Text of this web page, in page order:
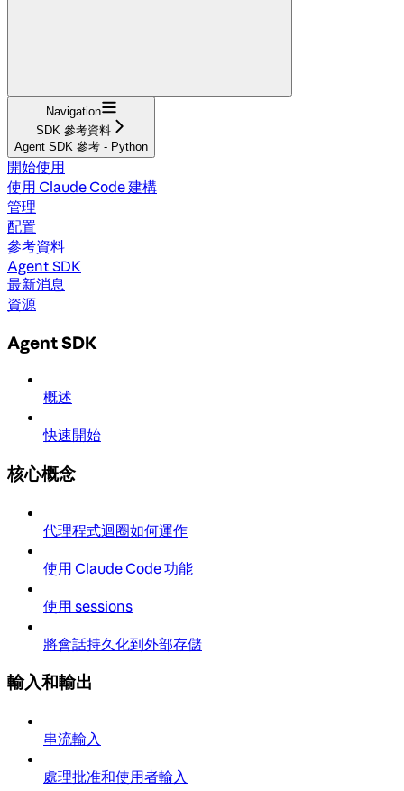
Navigation
SDK 參考資料
Agent SDK 參考 - Python
開始使用
使用 Claude Code 建構
管理
配置
參考資料
Agent SDK
最新消息
資源
Agent SDK
概述
快速開始
核心概念
代理程式迴圈如何運作
使用 Claude Code 功能
使用 sessions
將會話持久化到外部存儲
輸入和輸出
串流輸入
處理批准和使用者輸入